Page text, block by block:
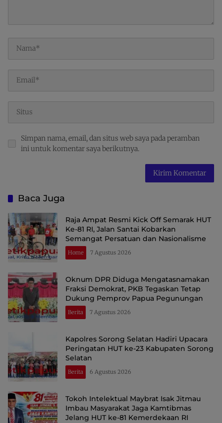
Simpan nama, email, dan situs web saya pada peramban
ini untuk komentar saya berikutnya.
Baca Juga
Raja Ampat Resmi Kick Off Semarak HUT
Ke-81 RI, Jalan Santai Kobarkan
Semangat Persatuan dan Nasionalisme
Home 7 Agustus 2026
Oknum DPR Diduga Mengatasnamakan
Fraksi Demokrat, PKB Tegaskan Tetap
Dukung Pemprov Papua Pegunungan
Berita 7 Agustus 2026
Kapolres Sorong Selatan Hadiri Upacara
Peringatan HUT ke-23 Kabupaten Sorong
Selatan
Berita 6 Agustus 2026
Tokoh Intelektual Maybrat Isak Jitmau
Imbau Masyarakat Jaga Kamtibmas
Jelang HUT ke-81 Kemerdekaan RI